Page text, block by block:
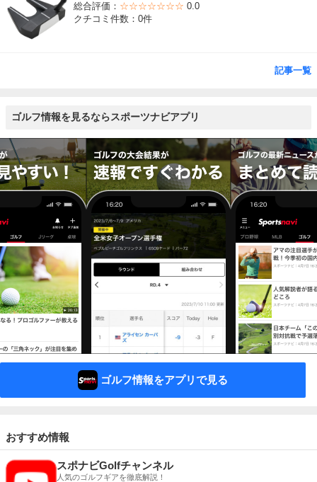
総合評価： ☆☆☆☆☆☆☆ 0.0
クチコミ件数：0件
記事一覧
ゴルフ情報を見るならスポーツナビアプリ
ゴルフ情報をアプリで見る
おすすめ情報
スポナビGolfチャンネル
人気のゴルフギアを徹底解説！